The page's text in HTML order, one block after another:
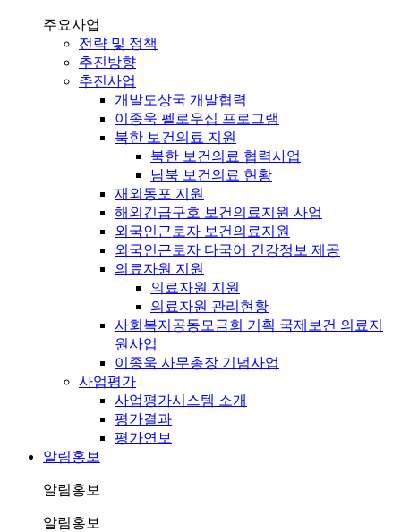
주요사업
전략 및 정책
추진방향
추진사업
개발도상국 개발협력
이종욱 펠로우십 프로그램
북한 보건의료 지원
북한 보건의료 협력사업
남북 보건의료 현황
재외동포 지원
해외긴급구호 보건의료지원 사업
외국인근로자 보건의료지원
외국인근로자 다국어 건강정보 제공
의료자원 지원
의료자원 지원
의료자원 관리현황
사회복지공동모금회 기획 국제보건 의료지
원사업
이종욱 사무총장 기념사업
사업평가
사업평가시스템 소개
평가결과
평가연보
알림홍보
알림홍보
알림홍보